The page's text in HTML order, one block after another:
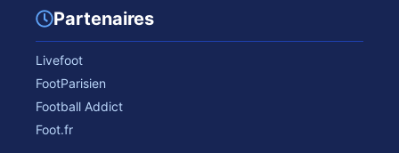
Partenaires
Livefoot
FootParisien
Football Addict
Foot.fr